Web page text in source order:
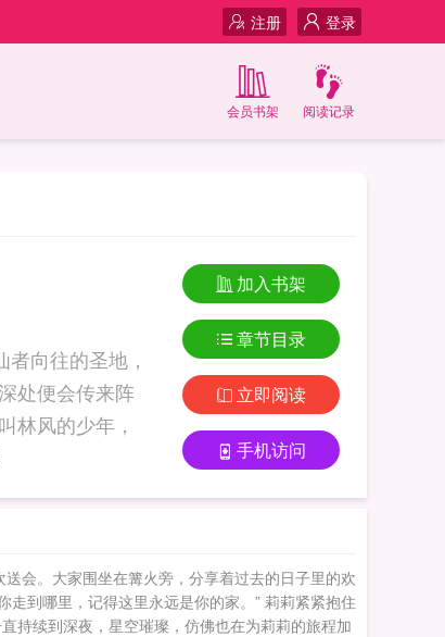
登录
注册
阅读记录
会员书架
向往的圣地，
处便会传来阵
林风的少年，
加入书架
章节目录
立即阅读
手机访问
会。大家围坐在篝火旁，分享着过去的日子里的欢
到哪里，记得这里永远是你的家。” 莉莉紧紧抱住
持续到深夜，星空璀璨，仿佛也在为莉莉的旅程加